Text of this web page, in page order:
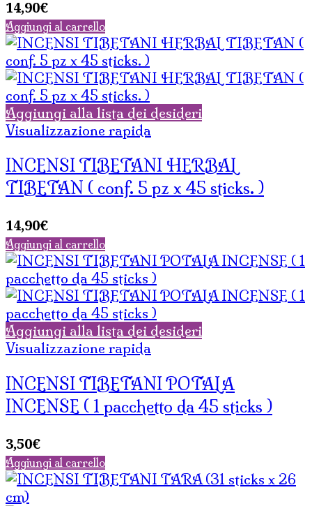
14,90€
Aggiungi al carrello
Aggiungi alla lista dei desideri
Visualizzazione rapida
INCENSI TIBETANI HERBAL
TIBETAN ( conf. 5 pz x 45 sticks. )
14,90€
Aggiungi al carrello
Aggiungi alla lista dei desideri
Visualizzazione rapida
INCENSI TIBETANI POTALA
INCENSE ( 1 pacchetto da 45 sticks )
3,50€
Aggiungi al carrello